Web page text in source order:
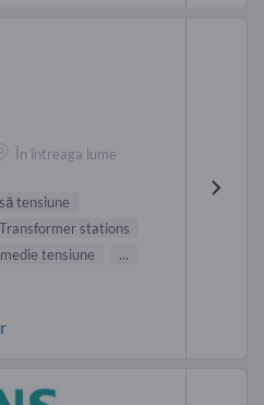
În întreaga lume
tensiune
Transformer stations
tensiune
...